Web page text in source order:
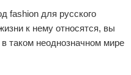
fashion для русского
к нему относятся, вы
таком неоднозначном мире